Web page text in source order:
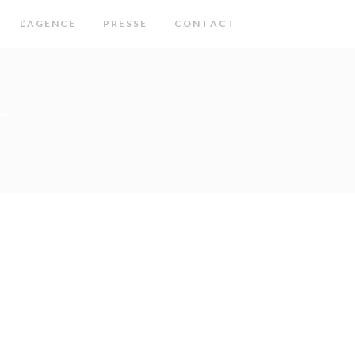
L’ A G E N C E P R E S S E C O N T A C T